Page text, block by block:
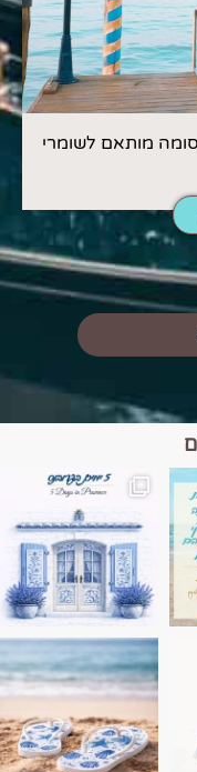
מותאם לשומרי
הי